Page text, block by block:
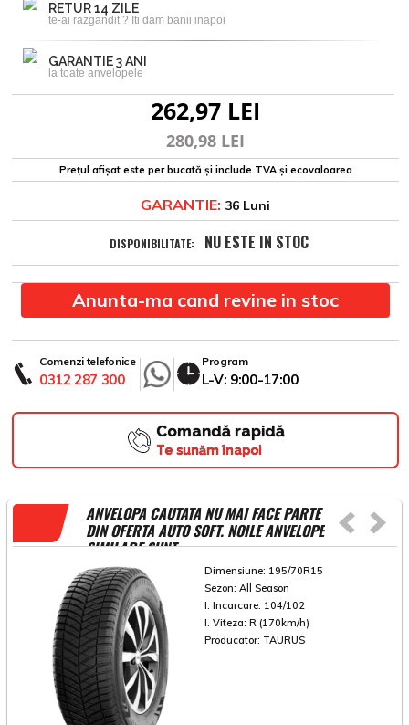
RETUR 14 ZILE
te-ai razgandit ? Iti dam banii inapoi
GARANTIE 3 ANI
la toate anvelopele
262,97 LEI
280,98 LEI
Prețul afișat este per bucată și include TVA și ecovaloarea
GARANTIE: 36 Luni
DISPONIBILITATE: NU ESTE IN STOC
Anunta-ma cand revine in stoc
Comenzi telefonice
0312 287 300
Program
L-V: 9:00-17:00
Comandă rapidă
Te sunăm înapoi
ANVELOPA CAUTATA NU MAI FACE PARTE
DIN OFERTA AUTO SOFT. NOILE ANVELOPE
SIMILARE SUNT
Dimensiune: 195/70R15
Sezon: All Season
I. Incarcare: 104/102
I. Viteza: R (170km/h)
Producator: TAURUS